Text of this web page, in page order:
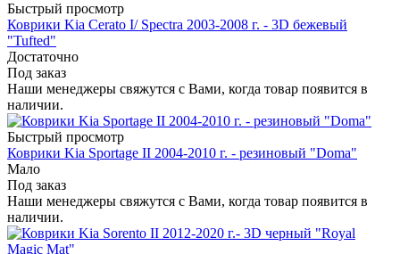
Быстрый просмотр
Коврики Kia Cerato I/ Spectra 2003-2008 г. - 3D бежевый
"Tufted"
Достаточно
Под заказ
Наши менеджеры свяжутся с Вами, когда товар появится в
наличии.
Быстрый просмотр
Коврики Kia Sportage II 2004-2010 г. - резиновый "Doma"
Мало
Под заказ
Наши менеджеры свяжутся с Вами, когда товар появится в
наличии.